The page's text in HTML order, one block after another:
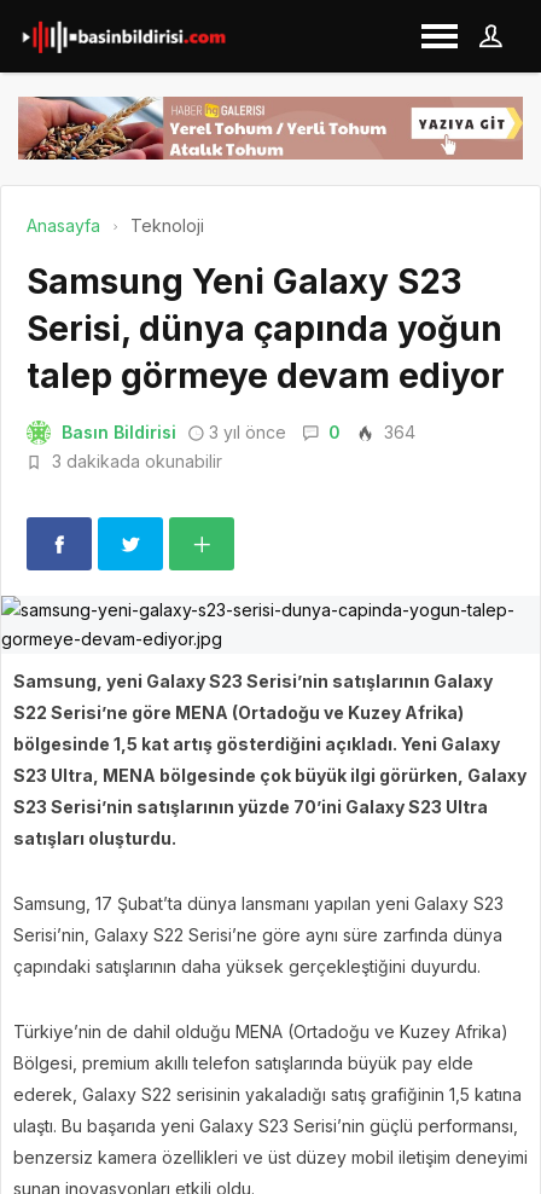
Anasayfa Teknoloji
Samsung Yeni Galaxy S23
Serisi, dünya çapında yoğun
talep görmeye devam ediyor
Basın Bildirisi 3 yıl önce 0
364
3 dakikada okunabilir
Samsung, yeni Galaxy S23 Serisi’nin satışlarının Galaxy
S22 Serisi’ne göre MENA (Ortadoğu ve Kuzey Afrika)
bölgesinde 1,5 kat artış gösterdiğini açıkladı. Yeni Galaxy
S23 Ultra, MENA bölgesinde çok büyük ilgi görürken, Galaxy
S23 Serisi’nin satışlarının yüzde 70’ini Galaxy S23 Ultra
satışları oluşturdu.
Samsung, 17 Şubat’ta dünya lansmanı yapılan yeni Galaxy S23
Serisi’nin, Galaxy S22 Serisi’ne göre aynı süre zarfında dünya
çapındaki satışlarının daha yüksek gerçekleştiğini duyurdu.
Türkiye’nin de dahil olduğu MENA (Ortadoğu ve Kuzey Afrika)
Bölgesi, premium akıllı telefon satışlarında büyük pay elde
ederek, Galaxy S22 serisinin yakaladığı satış grafiğinin 1,5 katına
ulaştı. Bu başarıda yeni Galaxy S23 Serisi’nin güçlü performansı,
benzersiz kamera özellikleri ve üst düzey mobil iletişim deneyimi
sunan inovasyonları etkili oldu.